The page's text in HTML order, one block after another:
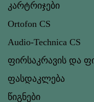
კარტრიჯები
Ortofon CS
Audio-Technica CS
ფირსაკრავის და
ფასდაკლება
წიგნები